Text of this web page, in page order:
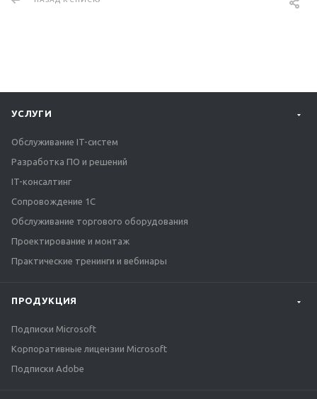
УСЛУГИ
Обслуживание IT-систем
Разработка ПО и решений
IT-консалтинг
Сопровождение 1С
Обслуживание торгового оборудования
Проектирование и монтаж
Практические тренинги и вебинары
ПРОДУКЦИЯ
Подписки Microsoft
Корпоративные лицензии Microsoft
Подписки Adobe